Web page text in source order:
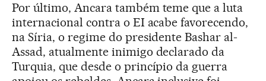
Por último, Ancara também teme que a luta
internacional contra o EI acabe favorecendo,
na Síria, o regime do presidente Bashar al-
Assad, atualmente inimigo declarado da
Turquia, que desde o princípio da guerra